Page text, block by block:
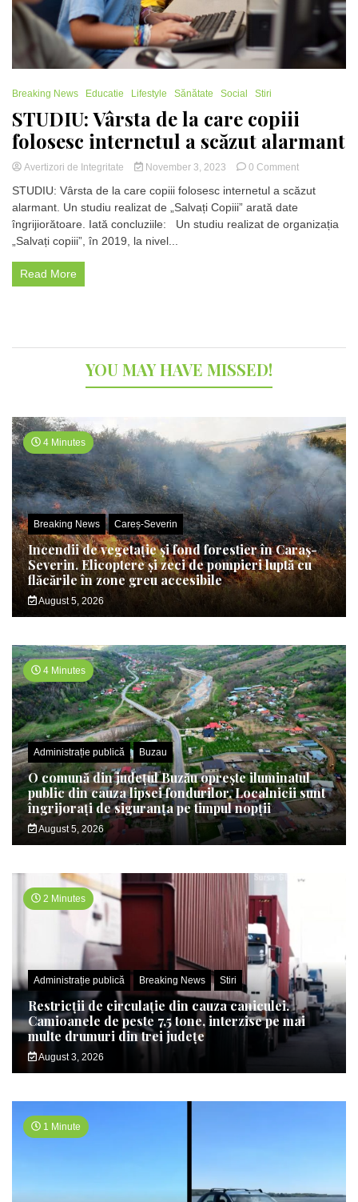
Breaking News Educatie Lifestyle Sănătate Social Stiri
STUDIU: Vârsta de la care copiii
folosesc internetul a scăzut alarmant
Avertizori de Integritate November 3, 2023 0 Commenton
Vârsta
la
STUDIU: Vârsta de la care copiii folosesc internetul a scăzut
alarmant. Un studiu realizat de „Salvați Copiii” arată date
îngrijiorătoare. Iată concluziile: Un studiu realizat de organizația
„Salvați copiii”, în 2019, la nivel...
Read More
YOU MAY HAVE MISSED!
4 Minutes
Breaking News Careș-Severin
Incendii de vegetație și fond forestier în Caraș-
Severin. Elicoptere și zeci de pompieri luptă cu
flăcările în zone greu accesibile
August 5, 2026
4 Minutes
Administrație publică Buzau
O comună din județul Buzău oprește iluminatul
public din cauza lipsei fondurilor. Localnicii sunt
îngrijorați de siguranța pe timpul nopții
August 5, 2026
2 Minutes
Administrație publică Breaking News Stiri
Restricții de circulație din cauza caniculei.
Camioanele de peste 7,5 tone, interzise pe mai
multe drumuri din trei județe
August 3, 2026
1 Minute